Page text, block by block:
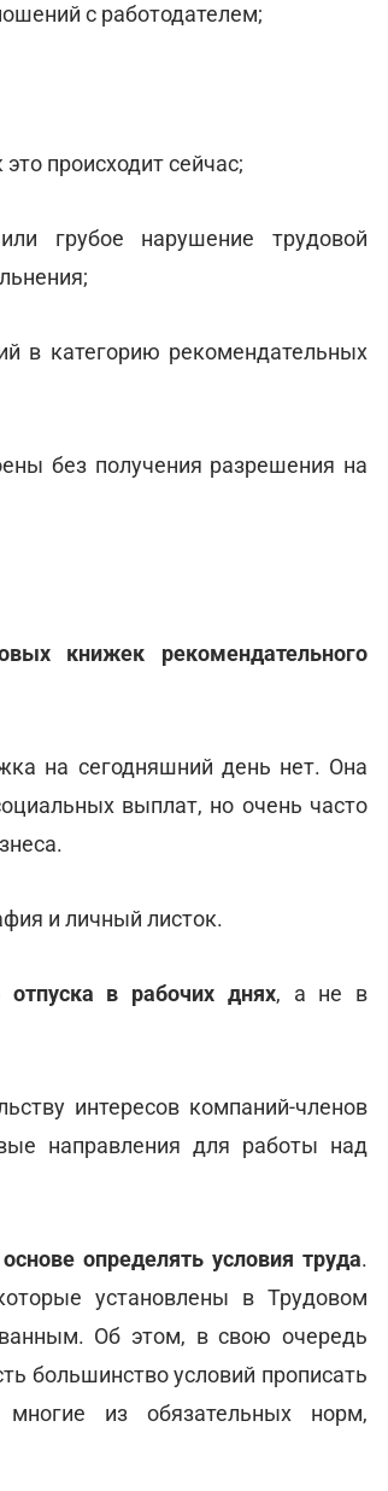
с работодателем;
происходит сейчас;
грубое нарушение трудовой
в категорию рекомендательных
без получения разрешения на
книжек рекомендательного
на сегодняшний день нет. Она
выплат, но очень часто
и личный листок.
отпуска в рабочих днях, а не в
интересов компаний-членов
направления для работы над
определять условия труда.
установлены в Трудовом
Об этом, в свою очередь
большинство условий прописать
из обязательных норм,